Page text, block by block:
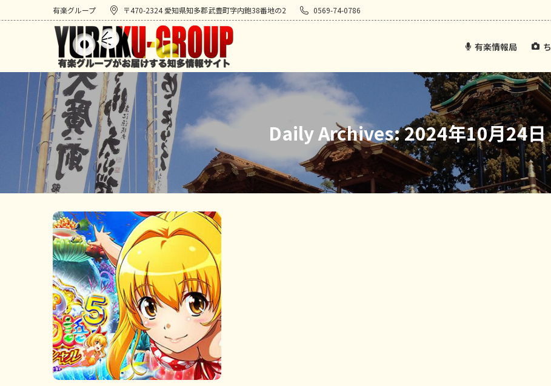
有楽グループ 〒470-2324 愛知県知多郡武豊町字内鉋38番地の2 0569-74-0786
有楽情報局
Daily Archives:2024年10月24日